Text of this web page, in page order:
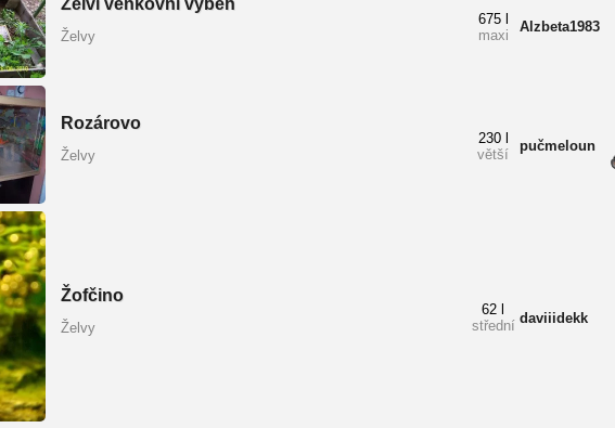
Želví venkovní výběh
Želvy
675 l
maxi
Alzbeta1983
Rozárovo
Želvy
230 l
větší
pučmeloun
Žofčino
Želvy
62 l
střední daviiidekk